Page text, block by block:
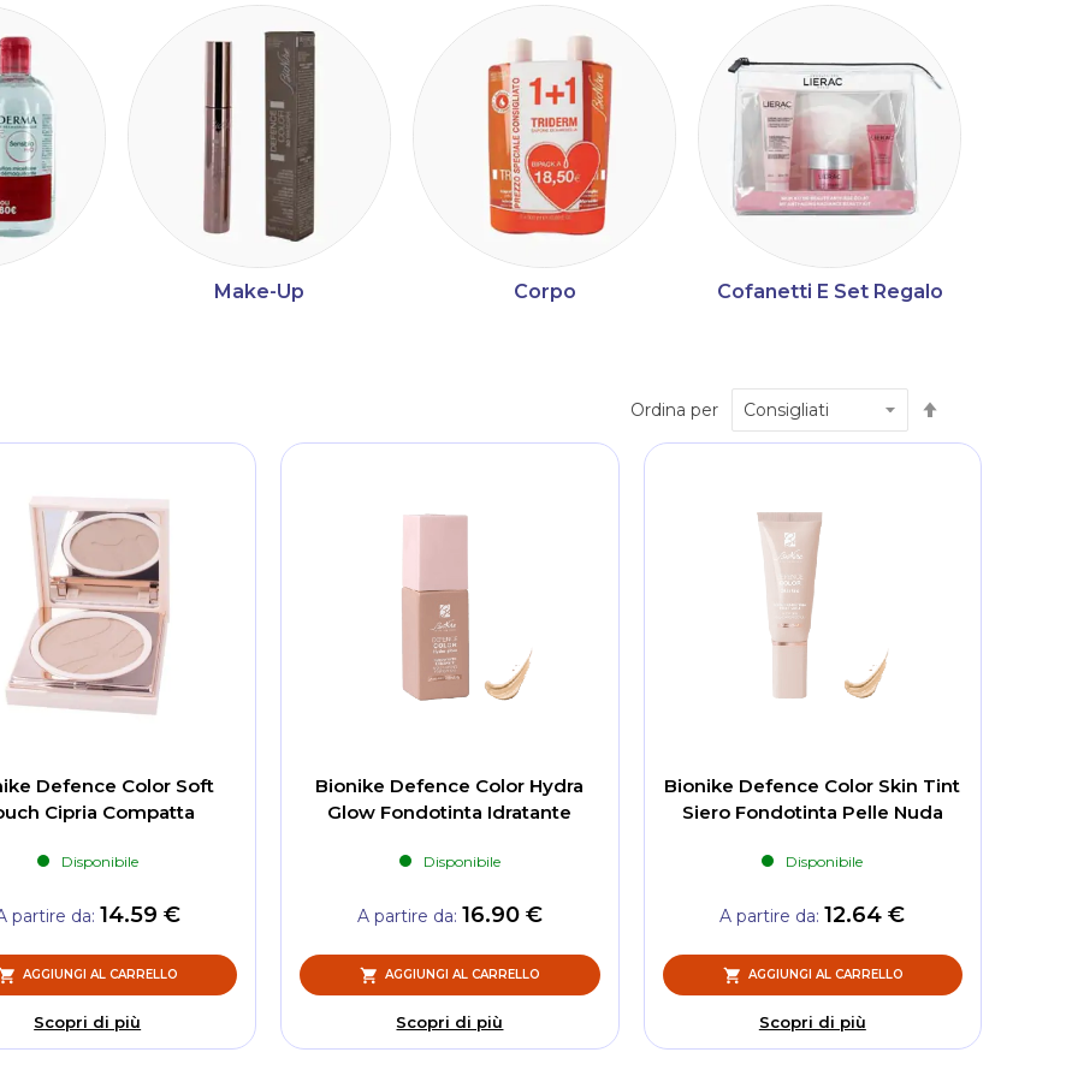
Make-Up Corpo Cofanetti E Set Regalo
Ordina per
direzione
Defence Color Soft
Cipria Compatta
Disponibile
partire da 14.59 €
AGGIUNGI AL CARRELLO
Scopri di più
Bionike Defence Color Hydra
Glow Fondotinta Idratante
Disponibile
A partire da 16.90 €
AGGIUNGI AL CARRELLO
Scopri di più
Bionike Defence Color Skin Tint
Siero Fondotinta Pelle Nuda
Disponibile
A partire da 12.64 €
AGGIUNGI AL CARRELLO
Scopri di più